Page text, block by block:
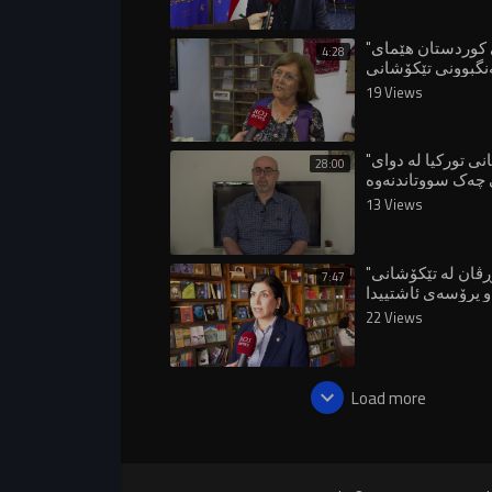
4:28 "ژنانی کوردستان هێمای
تێکۆشانی
19 Views
28:00 "هەنگاوەکانی تورکیا لە دوای
سووتاندنەوە
13 Views
7:47 "ژنانی شەڕڤان لە تێکۆشانی
پرۆسەی ئاشتییدا
22 Views
Load more